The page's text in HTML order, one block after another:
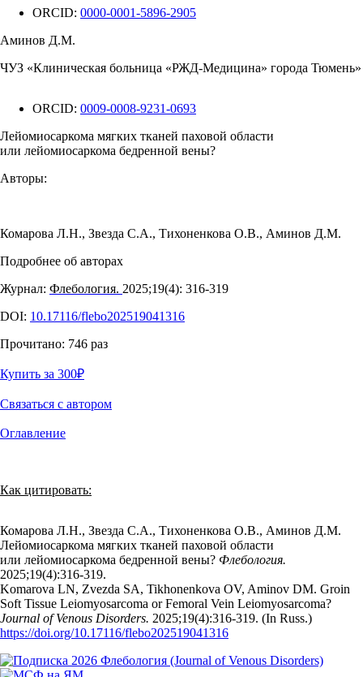
ORCID: 0000-0001-5896-2905
Аминов Д.М.
ЧУЗ «Клиническая больница «РЖД-Медицина» города Тюмень»
ORCID: 0009-0008-9231-0693
Лейомиосаркома мягких тканей паховой области
или лейомиосаркома бедренной вены?
Авторы:
Комарова Л.Н., Звезда С.А., Тихоненкова О.В., Аминов Д.М.
Подробнее об авторах
Журнал: Флебология. 2025;19(4): 316‑319
DOI: 10.17116/flebo202519041316
Прочитано: 746 раз
Купить за 300₽
Связаться с автором
Оглавление
Как цитировать:
Комарова Л.Н., Звезда С.А., Тихоненкова О.В., Аминов Д.М.
Лейомиосаркома мягких тканей паховой области
или лейомиосаркома бедренной вены? Флебология.
2025;19(4):316‑319.
Komarova LN, Zvezda SA, Tikhonenkova OV, Aminov DM. Groin
Soft Tissue Leiomyosarcoma or Femoral Vein Leiomyosarcoma?
Journal of Venous Disorders. 2025;19(4):316‑319. (In Russ.)
https://doi.org/10.17116/flebo202519041316